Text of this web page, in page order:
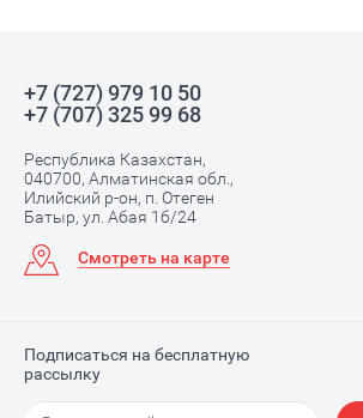
+7 (727) 979 10 50
+7 (707) 325 99 68
Республика Казахстан,
040700, Алматинская обл.,
Илийский р-он, п. Отеген
Батыр, ул. Абая 1б/24
Смотреть на карте
Подписаться на бесплатную
рассылку